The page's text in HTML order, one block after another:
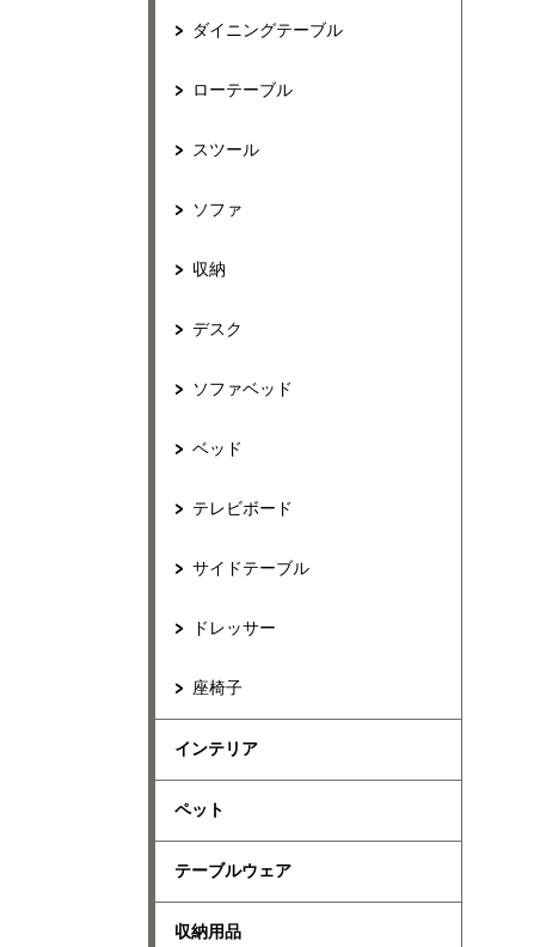
ダイニングテーブル
ローテーブル
スツール
ソファ
収納
デスク
ソファベッド
ベッド
テレビボード
サイドテーブル
ドレッサー
座椅子
インテリア
ペット
テーブルウェア
収納用品